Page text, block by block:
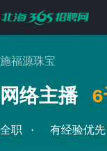
施福源珠宝
网络主播
全职 有经验优先